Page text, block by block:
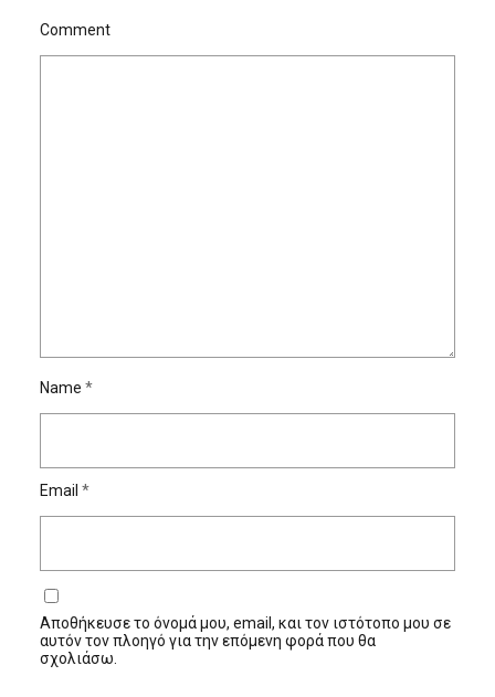
Comment
Name *
Email *
Αποθήκευσε το όνομά μου, email, και τον ιστότοπο μου σε
αυτόν τον πλοηγό για την επόμενη φορά που θα
σχολιάσω.